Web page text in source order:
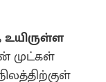
உயிருள்ள
முட்கள்